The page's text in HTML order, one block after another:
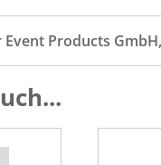
Products